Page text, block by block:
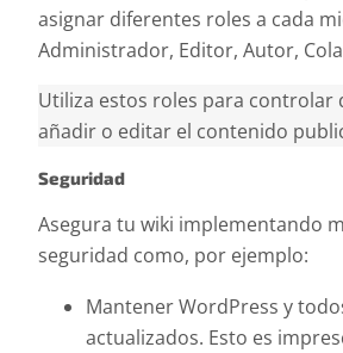
asignar diferentes roles a cada
Administrador, Editor, Autor,
Utiliza estos roles para controlar
añadir o editar el contenido
Seguridad
Asegura tu wiki implementando
seguridad como, por ejemplo:
Mantener WordPress y
actualizados. Esto es